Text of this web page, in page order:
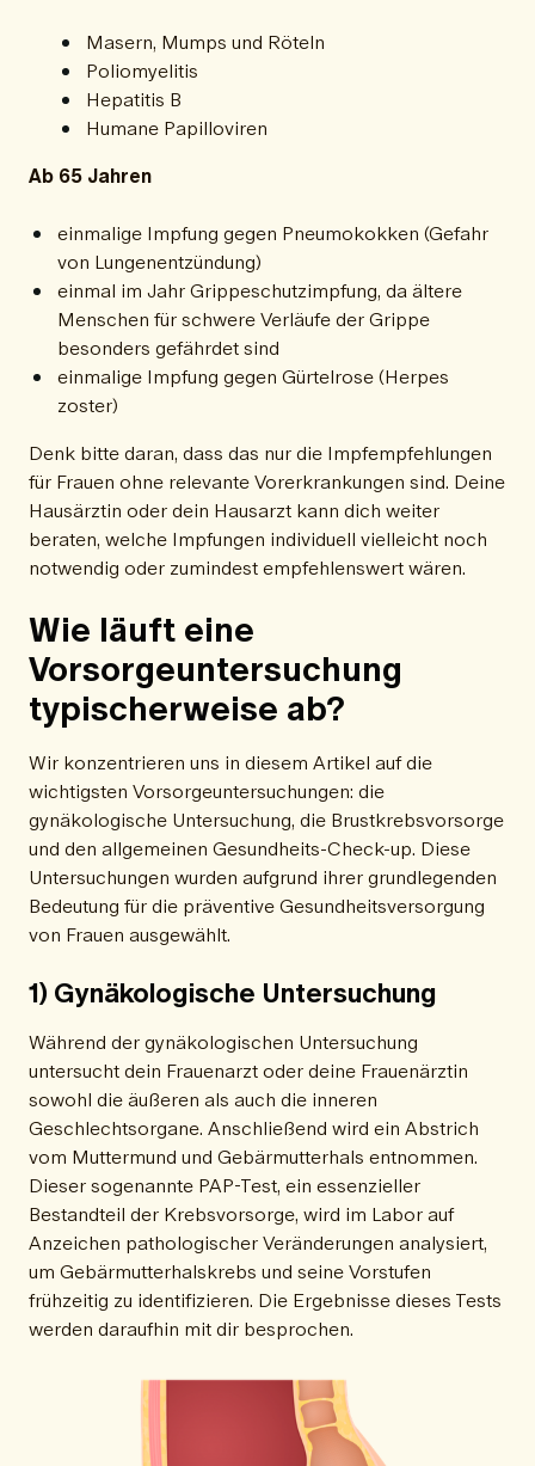
Masern, Mumps und Röteln
Poliomyelitis
Hepatitis B
Humane Papilloviren
Ab 65 Jahren
einmalige Impfung gegen Pneumokokken (Gefahr
von Lungenentzündung)
einmal im Jahr Grippeschutzimpfung, da ältere
Menschen für schwere Verläufe der Grippe
besonders gefährdet sind
einmalige Impfung gegen Gürtelrose (Herpes
zoster)
Denk bitte daran, dass das nur die Impfempfehlungen
für Frauen ohne relevante Vorerkrankungen sind. Deine
Hausärztin oder dein Hausarzt kann dich weiter
beraten, welche Impfungen individuell vielleicht noch
notwendig oder zumindest empfehlenswert wären.
Wie läuft eine
Vorsorgeuntersuchung
typischerweise ab?
Wir konzentrieren uns in diesem Artikel auf die
wichtigsten Vorsorgeuntersuchungen: die
gynäkologische Untersuchung, die Brustkrebsvorsorge
und den allgemeinen Gesundheits-Check-up. Diese
Untersuchungen wurden aufgrund ihrer grundlegenden
Bedeutung für die präventive Gesundheitsversorgung
von Frauen ausgewählt.
1) Gynäkologische Untersuchung
Während der gynäkologischen Untersuchung
untersucht dein Frauenarzt oder deine Frauenärztin
sowohl die äußeren als auch die inneren
Geschlechtsorgane. Anschließend wird ein Abstrich
vom Muttermund und Gebärmutterhals entnommen.
Dieser sogenannte PAP-Test, ein essenzieller
Bestandteil der Krebsvorsorge, wird im Labor auf
Anzeichen pathologischer Veränderungen analysiert,
um Gebärmutterhalskrebs und seine Vorstufen
frühzeitig zu identifizieren. Die Ergebnisse dieses Tests
werden daraufhin mit dir besprochen.